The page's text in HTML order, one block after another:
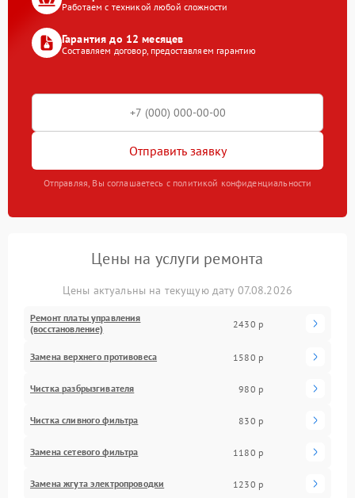
Работаем с техникой любой сложности
Гарантия до 12 месяцев
Составляем договор, предоставляем гарантию
Отправить заявку
Отправляя, Вы соглашаетесь с политикой конфиденциальности
Цены на услуги ремонта
Цены актуальны на текущую дату 07.08.2026
Ремонт платы управления
(восстановление)
2430 р
Замена верхнего противовеса 1580 р
Чистка разбрызгивателя 980 р
Чистка сливного фильтра 830 р
Замена сетевого фильтра 1180 р
Замена жгута электропроводки 1230 р